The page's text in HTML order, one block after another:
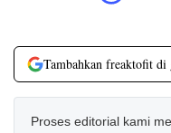
Tambahkan freaktofit di
Proses editorial kami